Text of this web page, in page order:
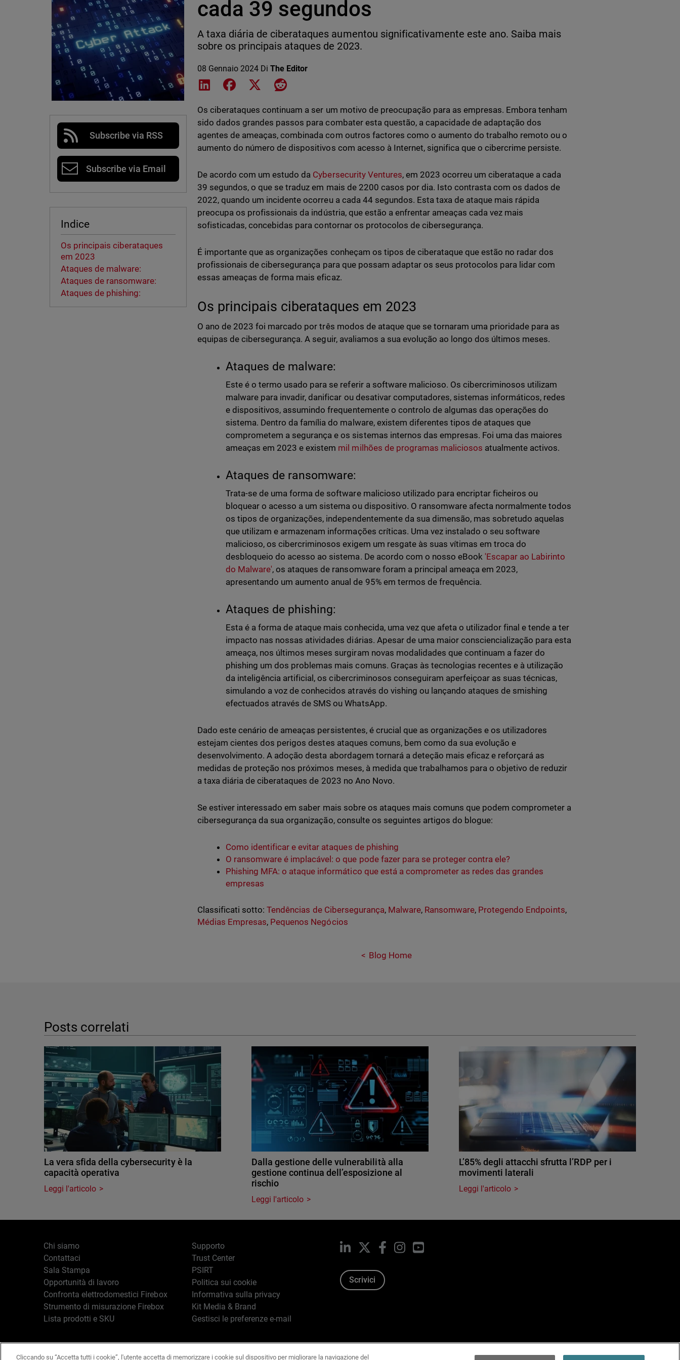
Subscribe via RSS
Subscribe via Email
Indice
Os principais ciberataques
em 2023
Ataques de malware:
Ataques de ransomware:
Ataques de phishing:
cada 39 segundos
A taxa diária de ciberataques aumentou significativamente este ano. Saiba mais
sobre os principais ataques de 2023.
08 Gennaio 2024 DiThe Editor
Share on LinkedIn
Share on Facebook
Share on XShare on Reddit
Os ciberataques continuam a ser um motivo de preocupação para as empresas. Embora tenham
sido dados grandes passos para combater esta questão, a capacidade de adaptação dos
agentes de ameaças, combinada com outros factores como o aumento do trabalho remoto ou o
aumento do número de dispositivos com acesso à Internet, significa que o cibercrime persiste.
De acordo com um estudo da Cybersecurity Ventures, em 2023 ocorreu um ciberataque a cada
39 segundos, o que se traduz em mais de 2200 casos por dia. Isto contrasta com os dados de
2022, quando um incidente ocorreu a cada 44 segundos. Esta taxa de ataque mais rápida
preocupa os profissionais da indústria, que estão a enfrentar ameaças cada vez mais
sofisticadas, concebidas para contornar os protocolos de cibersegurança.
É importante que as organizações conheçam os tipos de ciberataque que estão no radar dos
profissionais de cibersegurança para que possam adaptar os seus protocolos para lidar com
essas ameaças de forma mais eficaz.
Os principais ciberataques em 2023
O ano de 2023 foi marcado por três modos de ataque que se tornaram uma prioridade para as
equipas de cibersegurança. A seguir, avaliamos a sua evolução ao longo dos últimos meses.
Ataques de malware:
Este é o termo usado para se referir a software malicioso. Os cibercriminosos utilizam
malware para invadir, danificar ou desativar computadores, sistemas informáticos, redes
e dispositivos, assumindo frequentemente o controlo de algumas das operações do
sistema. Dentro da família do malware, existem diferentes tipos de ataques que
comprometem a segurança e os sistemas internos das empresas. Foi uma das maiores
ameaças em 2023 e existem mil milhões de programas maliciosos atualmente activos.
Ataques de ransomware:
Trata-se de uma forma de software malicioso utilizado para encriptar ficheiros ou
bloquear o acesso a um sistema ou dispositivo. O ransomware afecta normalmente todos
os tipos de organizações, independentemente da sua dimensão, mas sobretudo aquelas
que utilizam e armazenam informações críticas. Uma vez instalado o seu software
malicioso, os cibercriminosos exigem um resgate às suas vítimas em troca do
desbloqueio do acesso ao sistema. De acordo com o nosso eBook 'Escapar ao Labirinto
do Malware', os ataques de ransomware foram a principal ameaça em 2023,
apresentando um aumento anual de 95% em termos de frequência.
Ataques de phishing:
Esta é a forma de ataque mais conhecida, uma vez que afeta o utilizador final e tende a ter
impacto nas nossas atividades diárias. Apesar de uma maior consciencialização para esta
ameaça, nos últimos meses surgiram novas modalidades que continuam a fazer do
phishing um dos problemas mais comuns. Graças às tecnologias recentes e à utilização
da inteligência artificial, os cibercriminosos conseguiram aperfeiçoar as suas técnicas,
simulando a voz de conhecidos através do vishing ou lançando ataques de smishing
efectuados através de SMS ou WhatsApp.
Dado este cenário de ameaças persistentes, é crucial que as organizações e os utilizadores
estejam cientes dos perigos destes ataques comuns, bem como da sua evolução e
desenvolvimento. A adoção desta abordagem tornará a deteção mais eficaz e reforçará as
medidas de proteção nos próximos meses, à medida que trabalhamos para o objetivo de reduzir
a taxa diária de ciberataques de 2023 no Ano Novo.
Se estiver interessado em saber mais sobre os ataques mais comuns que podem comprometer a
cibersegurança da sua organização, consulte os seguintes artigos do blogue:
Como identificar e evitar ataques de phishing
O ransomware é implacável: o que pode fazer para se proteger contra ele?
Phishing MFA: o ataque informático que está a comprometer as redes das grandes
empresas
Classificati sotto: Tendências de Cibersegurança, Malware, Ransomware, Protegendo Endpoints,
Médias Empresas, Pequenos Negócios
Blog Home
Posts correlati
La vera sfida della cybersecurity è la
capacità operativa
Leggi l'articolo
Dalla gestione delle vulnerabilità alla
gestione continua dell’esposizione al
rischio
Leggi l'articolo
L’85% degli attacchi sfrutta l’RDP per i
movimenti laterali
Leggi l'articolo
Chi siamo
Contattaci
Sala Stampa
Opportunità di lavoro
Confronta elettrodomestici Firebox
Strumento di misurazione Firebox
Lista prodotti e SKU
Supporto
Trust Center
PSIRT
Politica sui cookie
Informativa sulla privacy
Kit Media & Brand
Gestisci le preferenze e-mail
LinkedIn Facebook
InstagramYouTube
Scrivici
Cliccando su “Accetta tutti i cookie”, l'utente accetta di memorizzare i cookie sul dispositivo per migliorare la navigazione del